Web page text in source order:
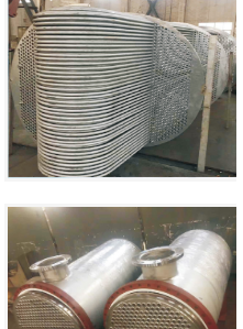
不锈钢管壳式换热器
钢管用换热器